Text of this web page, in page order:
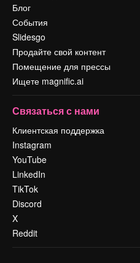
Блог
События
Slidesgo
Продайте свой контент
Помещение для прессы
Ищете magnific.ai
Связаться с нами
Клиентская поддержка
Instagram
YouTube
LinkedIn
TikTok
Discord
X
Reddit